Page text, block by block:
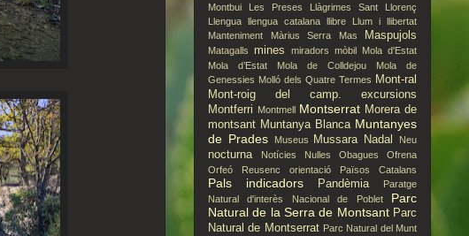
Montbui
Les Preses
Llàgrimes Sant Llorenç
Llengua llengua catalana llibre
Llum i llibertat
Manteniment
Màrius Serra Mas Maspujols
Matagalls mines miradors mòbil Mola d'Estat
Mola d’Estat
Mola de Colldejou
Mola de
Genessies Molló dels Quatre Termes Mont-ral
Mont-roig del camp. excursions
Montferri Montmell Montserrat Morera de
montsant Muntanya Blanca Muntanyes
de Prades
Museus Mussara Nadal Neu
nocturna Notícies Nulles Obagues
Ofrena
Orfeó Reusenc
orientació Països Catalans
Pals indicadors Pandèmia
Paratge
Natural d'interès Nacional de Poblet
Parc
Natural de la Serra de Montsant Parc
Natural de Montserrat Parc Natural del Munt